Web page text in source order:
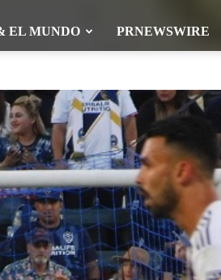
EL MUNDO PRNEWSWIRE